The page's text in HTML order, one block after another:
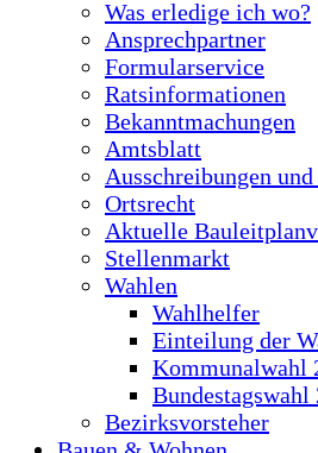
Was erledige ich wo?
Ansprechpartner
Formularservice
Ratsinformationen
Bekanntmachungen
Amtsblatt
Ausschreibungen und
Ortsrecht
Aktuelle
Stellenmarkt
Wahlen
Wahlhelfer
Einteilung der
Kommunalwahl
Bundestagswahl
Bezirksvorsteher